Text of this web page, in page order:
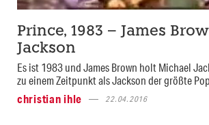
Prince, 1983 – James
Jackson
Es ist 1983 und James Brown holt Michael
zu einem Zeitpunkt als Jackson der größte
christian ihle
22.04.2016